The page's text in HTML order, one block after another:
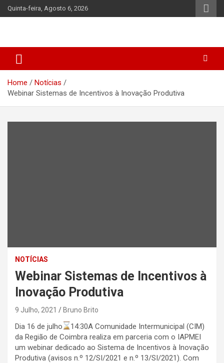
Skip
to
Quinta-feira, Agosto 6, 2026
Home
Notícias
Webinar Sistemas de Incentivos à Inovação Produtiva
NOTÍCIAS
Webinar Sistemas de Incentivos à
Inovação Produtiva
9 Julho, 2021 Bruno Brito
Dia 16 de julho
14:30A Comunidade Intermunicipal (CIM)
da Região de Coimbra realiza em parceria com o IAPMEI
um webinar dedicado ao Sistema de Incentivos à Inovação
Produtiva (avisos n.º 12/SI/2021 e n.º 13/SI/2021). Com